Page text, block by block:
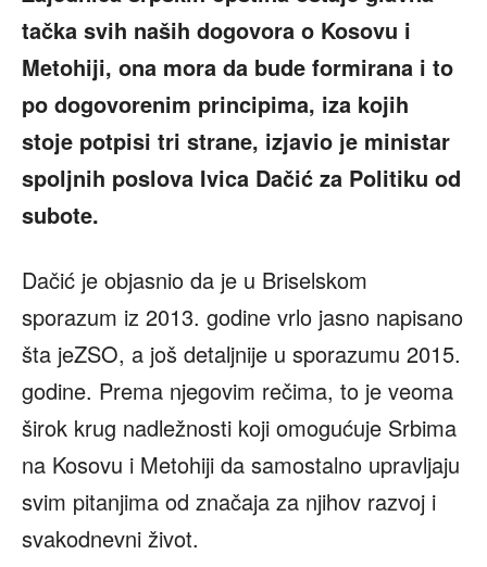
tačka svih naših dogovora o Kosovu i
Metohiji, ona mora da bude formirana i to
po dogovorenim principima, iza kojih
stoje potpisi tri strane, izjavio je ministar
spoljnih poslova Ivica Dačić za Politiku od
subote.
Dačić je objasnio da je u Briselskom
sporazum iz 2013. godine vrlo jasno napisano
šta jeZSO, a još detaljnije u sporazumu 2015.
godine. Prema njegovim rečima, to je veoma
širok krug nadležnosti koji omogućuje Srbima
na Kosovu i Metohiji da samostalno upravljaju
svim pitanjima od značaja za njihov razvoj i
svakodnevni život.